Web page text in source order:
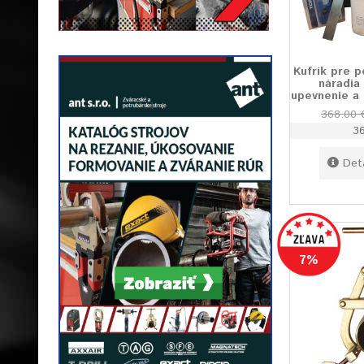
Kufrík pre
náradia
upevnenie
368.00
7%